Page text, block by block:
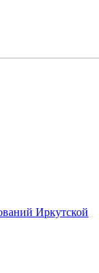
Иркутской